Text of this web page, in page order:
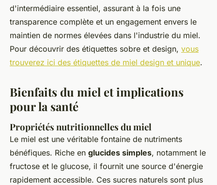
d'intermédiaire essentiel, assurant à la fois une
transparence complète et un engagement envers le
maintien de normes élevées dans l'industrie du miel.
Pour découvrir des étiquettes sobre et design, vous
trouverez ici des étiquettes de miel design et unique.
Bienfaits du miel et implications
pour la santé
Propriétés nutritionnelles du miel
Le miel est une véritable fontaine de nutriments
bénéfiques. Riche en glucides simples, notamment le
fructose et le glucose, il fournit une source d'énergie
rapidement accessible. Ces sucres naturels sont plus